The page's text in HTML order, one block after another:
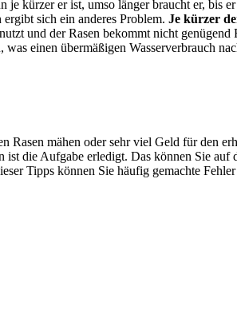
kürzer er ist, umso länger braucht er, bis
sich ein anderes Problem. Je kürzer
und der Rasen bekommt nicht
einen übermäßigen Wasserverbrauch
mähen oder sehr viel Geld für den
die Aufgabe erledigt. Das können Sie auf
Tipps können Sie häufig gemachte